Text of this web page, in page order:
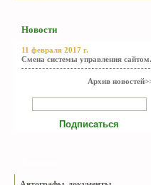
Новости
11 февраля 2017 г.
Смена системы управления сайтом.
Архив